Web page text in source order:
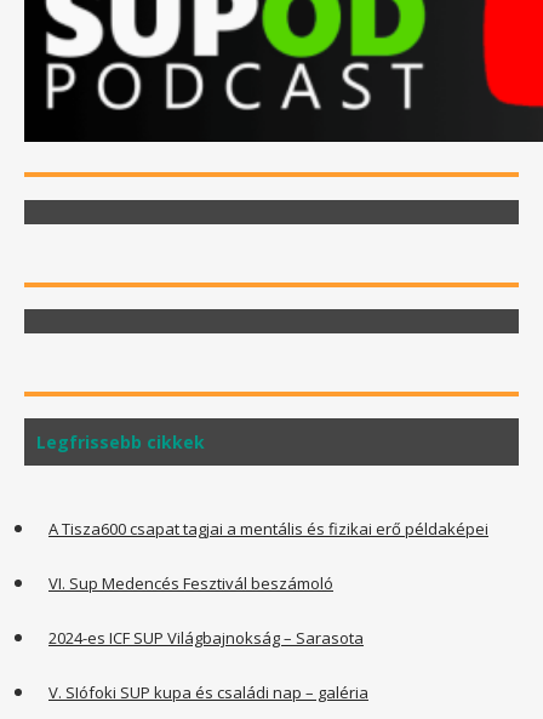
Legfrissebb cikkek
A Tisza600 csapat tagjai a mentális és fizikai erő példaképei
VI. Sup Medencés Fesztivál beszámoló
2024-es ICF SUP Világbajnokság – Sarasota
V. SIófoki SUP kupa és családi nap – galéria